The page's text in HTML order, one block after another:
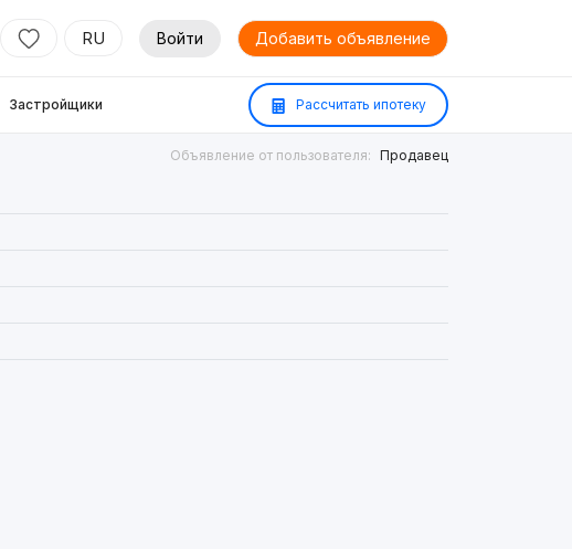
RU Войти Добавить объявление
Застройщики Рассчитать ипотеку
Объявление от пользователя: Продавец